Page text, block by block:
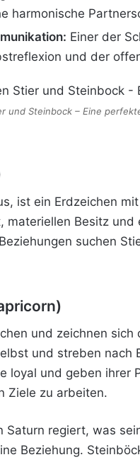
harmonische
Einer der
und der
und Steinbock – Eine
ist ein Erdzeichen
materiellen Besitz
suchen
und zeichnen
und streben
loyal und geben
Ziele zu arbeiten.
Saturn regiert, was
Beziehung.